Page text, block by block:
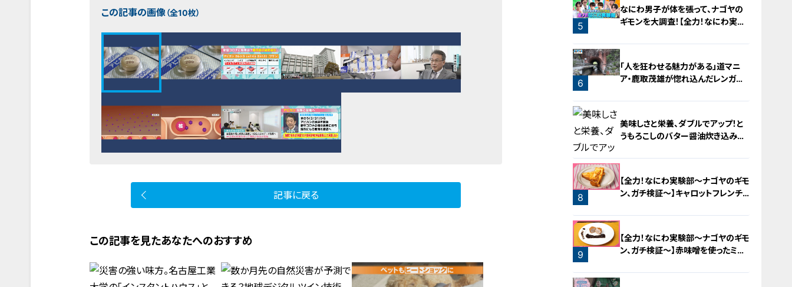
この記事の画像（全10枚）
記事に戻る
この記事を見たあなたへのおすすめ
5
なにわ男子が体を張って、ナゴヤの
ギモンを大調査！【全力！なにわ実験
6
「人を狂わせる魅力がある」道マニ
ア・鹿取茂雄が惚れ込んだレンガの
7
美味しさと栄養、ダブルでアップ！と
うもろこしのバター醤油炊き込みご
8
【全力！なにわ実験部～ナゴヤのギモ
ン、ガチ検証～】キャロットフレンチ
9
【全力！なにわ実験部～ナゴヤのギモ
ン、ガチ検証～】赤味噌を使ったミル